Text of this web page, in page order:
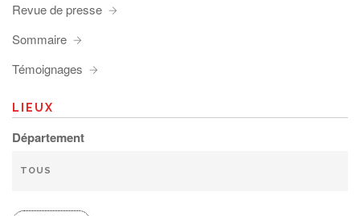
Revue de presse
Sommaire
Témoignages
LIEUX
Département